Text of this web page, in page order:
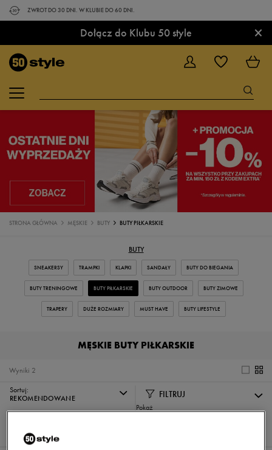
ZWROT DO 30 DNI. W KLUBIE DO 60 DNI.
Dołącz do Klubu 50 style ×
STRONA GŁÓWNA MĘSKIE BUTY BUTY PIŁKARSKIE
BUTY
SNEAKERSY TRAMPKI KLAPKI SANDAŁY BUTY DO BIEGANIA
BUTY TRENINGOWE BUTY PIŁKARSKIE BUTY OUTDOOR BUTY ZIMOWE
TRAPERY DUŻE ROZMIARY MUST HAVE BUTY LIFESTYLE
MĘSKIE BUTY PIŁKARSKIE
2
Wyniki
Sortuj:
REKOMENDOWANE
FILTRUJ
Pokaż